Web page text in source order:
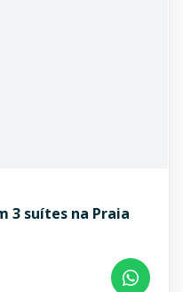
3 suítes na Praia